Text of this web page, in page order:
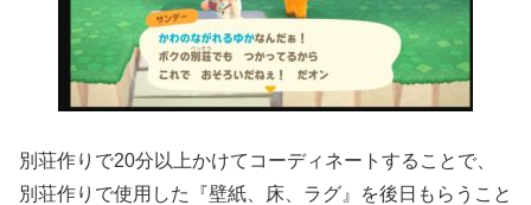
別荘作りで20分以上かけてコーディネートすることで、
別荘作りで使用した『壁紙、床、ラグ』を後日もらうこと